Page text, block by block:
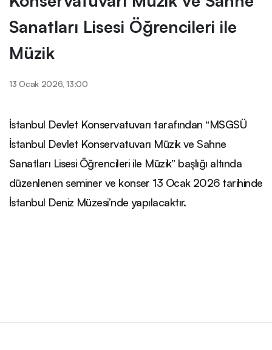
Sanatları Lisesi Öğrencileri ile
Müzik
13 Ocak 2026, 13:00
İstanbul Devlet Konservatuvarı tarafından “MSGSÜ
İstanbul Devlet Konservatuvarı Müzik ve Sahne
Sanatları Lisesi Öğrencileri ile Müzik” başlığı altında
düzenlenen seminer ve konser 13 Ocak 2026 tarihinde
İstanbul Deniz Müzesi’nde yapılacaktır.